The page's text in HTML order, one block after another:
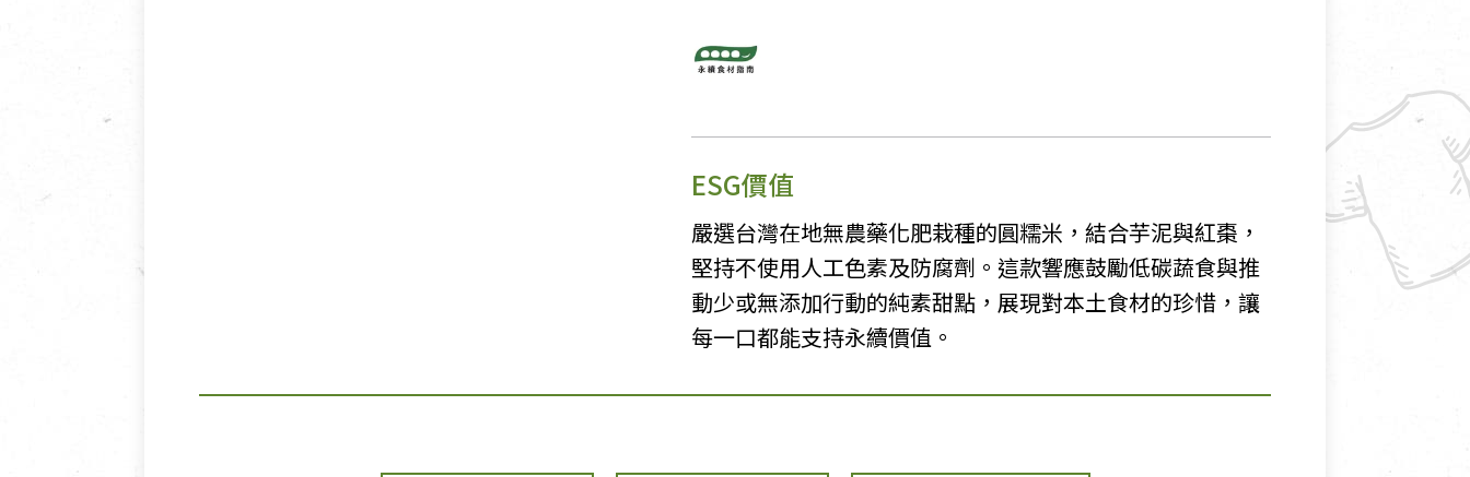
ESG價值
嚴選台灣在地無農藥化肥栽種的圓糯米，結合芋泥與紅棗，
堅持不使用人工色素及防腐劑。這款響應鼓勵低碳蔬食與推
動少或無添加行動的純素甜點，展現對本土食材的珍惜，讓
每一口都能支持永續價值。